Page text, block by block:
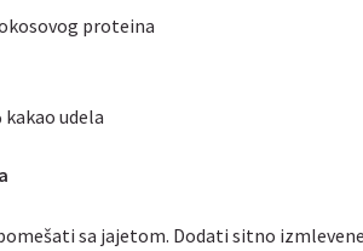
proteina
kakao udela
sa jajetom. Dodati sitno